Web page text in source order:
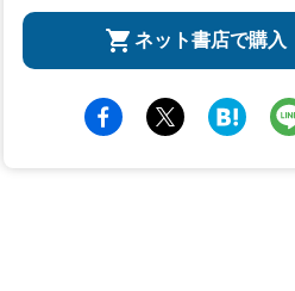
ネット書店で購入